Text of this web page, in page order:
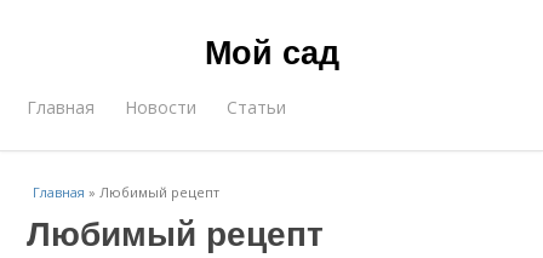
Мой сад
Главная Новости Статьи
Главная »Любимый рецепт
Любимый рецепт